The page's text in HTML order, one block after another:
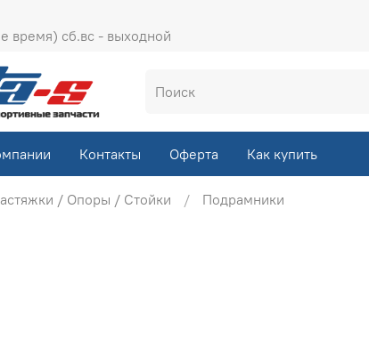
время) сб.вс - выходной
Контакты Оферта Как купить
/ Опоры / Стойки Подрамники